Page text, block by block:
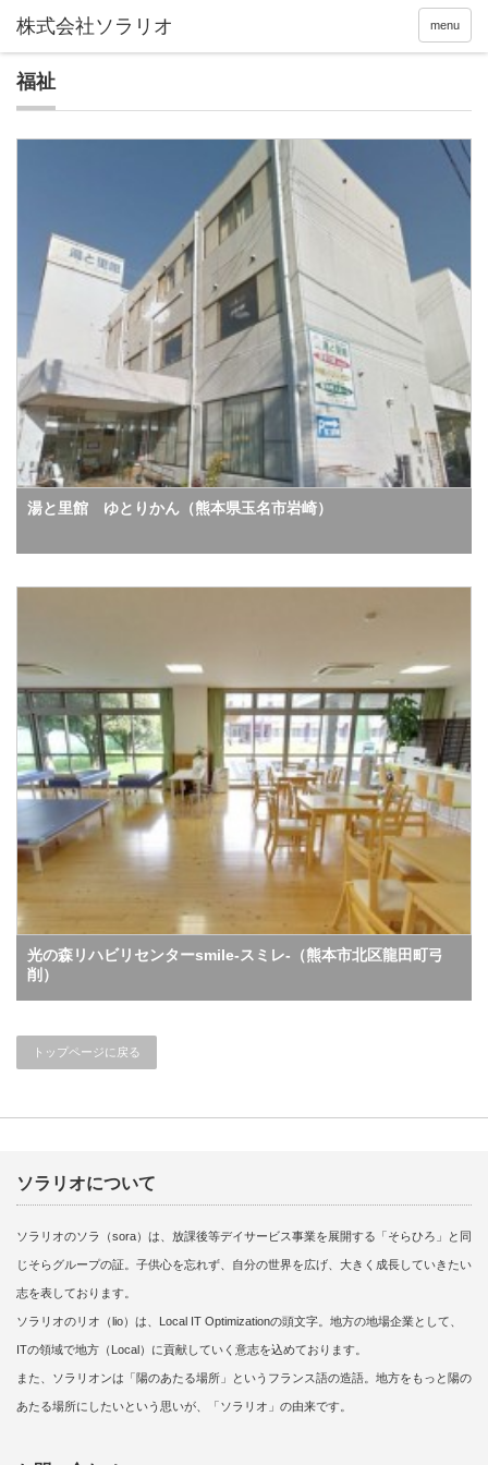
menu
福祉
湯と里館 ゆとりかん（熊本県玉名市岩崎）
光の森リハビリセンターsmile-スミレ-（熊本市北区龍田町弓
削）
トップページに戻る
ソラリオについて
ソラリオのソラ（sora）は、放課後等デイサービス事業を展開する「そらひろ」と同
じそらグループの証。子供心を忘れず、自分の世界を広げ、大きく成長していきたい
志を表しております。
ソラリオのリオ（lio）は、Local IT Optimizationの頭文字。地方の地場企業として、
ITの領域で地方（Local）に貢献していく意志を込めております。
また、ソラリオンは「陽のあたる場所」というフランス語の造語。地方をもっと陽の
あたる場所にしたいという思いが、「ソラリオ」の由来です。